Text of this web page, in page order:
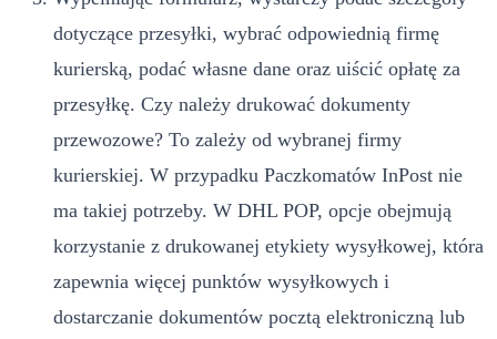
dotyczące przesyłki, wybrać odpowiednią firmę
kurierską, podać własne dane oraz uiścić opłatę za
przesyłkę. Czy należy drukować dokumenty
przewozowe? To zależy od wybranej firmy
kurierskiej. W przypadku Paczkomatów InPost nie
ma takiej potrzeby. W DHL POP, opcje obejmują
korzystanie z drukowanej etykiety wysyłkowej, która
zapewnia więcej punktów wysyłkowych i
dostarczanie dokumentów pocztą elektroniczną lub